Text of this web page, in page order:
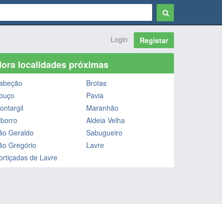
Login Registar
localidades próximas
Brotas
Pavia
Maranhão
Aldeia Velha
Geraldo
Sabugueiro
Gregório
Lavre
de Lavre